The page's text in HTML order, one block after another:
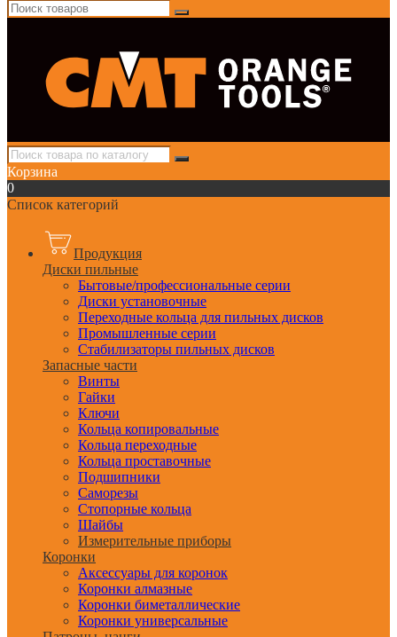
Корзина
0
Список категорий
Продукция
Диски пильные
Бытовые/профессиональные серии
Диски установочные
Переходные кольца для пильных дисков
Промышленные серии
Стабилизаторы пильных дисков
Запасные части
Винты
Гайки
Ключи
Кольца копировальные
Кольца переходные
Кольца проставочные
Подшипники
Саморезы
Стопорные кольца
Шайбы
Измерительные приборы
Коронки
Аксессуары для коронок
Коронки алмазные
Коронки биметаллические
Коронки универсальные